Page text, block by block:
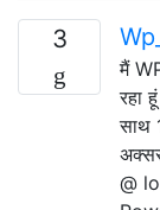
3
मैं
रहा
साथ
@